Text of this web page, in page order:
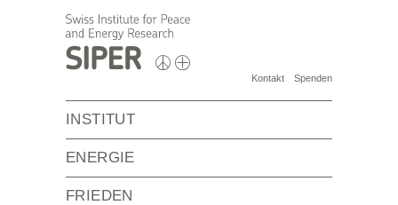
Kontakt Spenden
INSTITUT
ENERGIE
FRIEDEN